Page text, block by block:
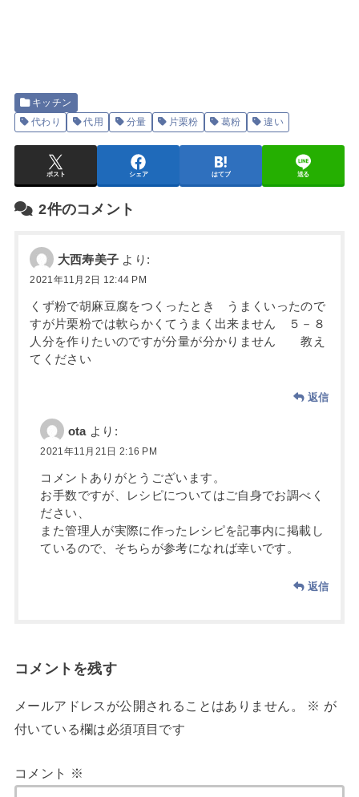
キッチン
代わり
代用 分量 片栗粉 葛粉 違い
ポスト シェア はてブ 送る
2件のコメント
大西寿美子 より:
2021年11月2日 12:44 PM
くず粉で胡麻豆腐をつくったとき うまくいったので
すが片栗粉では軟らかくてうまく出来ません ５－８
人分を作りたいのですが分量が分かりません 教え
てください
返信
ota より:
2021年11月21日 2:16 PM
コメントありがとうございます。
お手数ですが、レシピについてはご自身でお調べく
ださい、
また管理人が実際に作ったレシピを記事内に掲載し
ているので、そちらが参考になれば幸いです。
返信
コメントを残す
メールアドレスが公開されることはありません。 ※ が
付いている欄は必須項目です
コメント ※